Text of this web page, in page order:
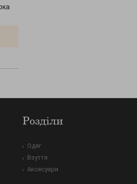
Розділи
Одяг
Взуття
Аксесуари